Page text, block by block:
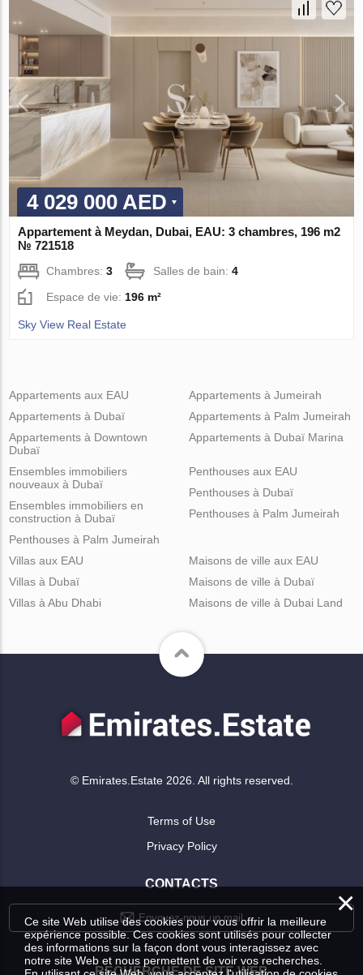
4 029 000 AED
Appartement à Meydan, Dubai, EAU: 3 chambres, 196 m2
№ 721518
Chambres:3 Salles de bain:4
Espace de vie:196 m²
Sky View Real Estate
Appartements aux EAU
Appartements à Dubaï
Appartements à Downtown
Dubaï
Appartements à Jumeirah
Appartements à Palm Jumeirah
Appartements à Dubaï Marina
Ensembles immobiliers
nouveaux à Dubaï
Ensembles immobiliers en
construction à Dubaï
Penthouses à Palm Jumeirah
Penthouses aux EAU
Penthouses à Dubaï
Penthouses à Palm Jumeirah
Villas aux EAU
Villas à Dubaï
Villas à Abu Dhabi
Maisons de ville aux EAU
Maisons de ville à Dubaï
Maisons de ville à Dubai Land
© Emirates.Estate 2026. All rights reserved.
Terms of Use
Privacy Policy
CONTACTS
Envoyez-nous un mail
RECHERCHE DE SITE WEB
×
Ce site Web utilise des cookies pour vous offrir la meilleure
expérience possible. Ces cookies sont utilisés pour collecter
des informations sur la façon dont vous interagissez avec
notre site Web et nous permettent de voir vos recherches.